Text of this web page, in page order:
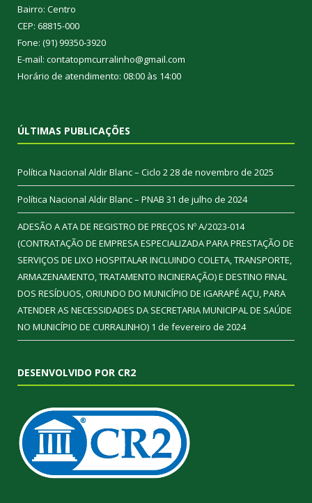
Bairro: Centro
CEP: 68815-000
Fone: (91) 99350-3920
E-mail: contatopmcurralinho@gmail.com
Horário de atendimento: 08:00 às 14:00
ÚLTIMAS PUBLICAÇÕES
Política Nacional Aldir Blanc – Ciclo 228 de novembro de 2025
Política Nacional Aldir Blanc – PNAB 31 de julho de 2024
ADESÃO A ATA DE REGISTRO DE PREÇOS Nº A/2023-014
(CONTRATAÇÃO DE EMPRESA ESPECIALIZADA PARA PRESTAÇÃO DE
SERVIÇOS DE LIXO HOSPITALAR INCLUINDO COLETA, TRANSPORTE,
ARMAZENAMENTO, TRATAMENTO INCINERAÇÃO) E DESTINO FINAL
DOS RESÍDUOS, ORIUNDO DO MUNICÍPIO DE IGARAPÉ AÇU, PARA
ATENDER AS NECESSIDADES DA SECRETARIA MUNICIPAL DE SAÚDE
NO MUNICÍPIO DE CURRALINHO) 1 de fevereiro de 2024
DESENVOLVIDO POR CR2